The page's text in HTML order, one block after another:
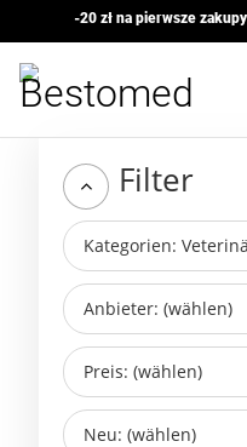
-20 zł na pierwsze
Filter
Kategorien:
Anbieter: (wählen)
Preis: (wählen)
Neu: (wählen)